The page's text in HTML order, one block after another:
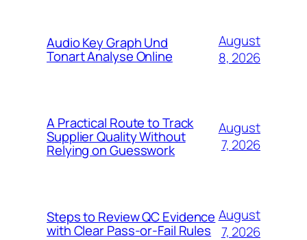
Audio Key Graph Und
Tonart Analyse Online
August
8, 2026
A Practical Route to Track
Supplier Quality Without
Relying on Guesswork
August
7, 2026
Steps to Review QC Evidence
with Clear Pass-or-Fail Rules
August
7, 2026